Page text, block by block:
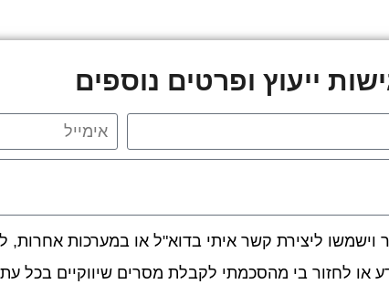
ייעוץ ופרטים נוספים
ליצירת קשר איתי בדוא"ל או במערכות אחרות,
או לחזור בי מהסכמתי לקבלת מסרים שיווקיים בכל